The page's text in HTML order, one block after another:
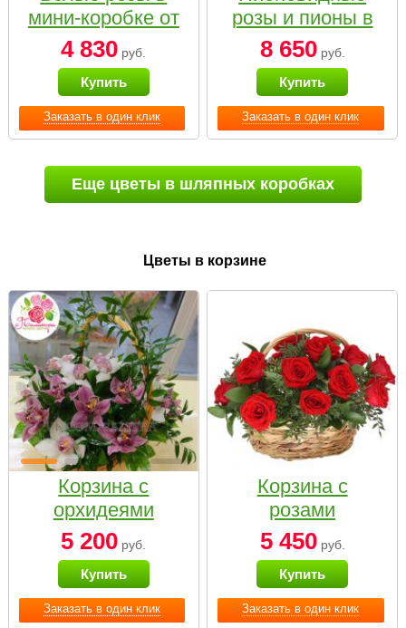
Заказать в один клик
мини-коробке от
Bella Fiori
4 830 руб.
Купить
Заказать в один клик
розы и пионы в
белой коробке
Small
8 650руб.
Купить
Еще цветы в шляпных коробках
Цветы в корзине
Заказать в один клик
Корзина с
орхидеями
малая
5 200 руб.
Купить
Заказать в один клик
Корзина с
розами
«Красный
Париж»
5 450руб.
Купить